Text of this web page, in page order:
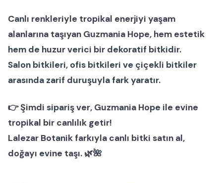
Canlı renkleriyle tropikal enerjiyi yaşam
alanlarına taşıyan Guzmania Hope, hem estetik
hem de huzur verici bir dekoratif bitkidir.
Salon bitkileri, ofis bitkileri ve çiçekli bitkiler
arasında zarif duruşuyla fark yaratır.
👉Şimdi sipariş ver, Guzmania Hope ile evine
tropikal bir canlılık getir!
Lalezar Botanik farkıyla canlı bitki satın al,
doğayı evine taşı. 🌿🌺